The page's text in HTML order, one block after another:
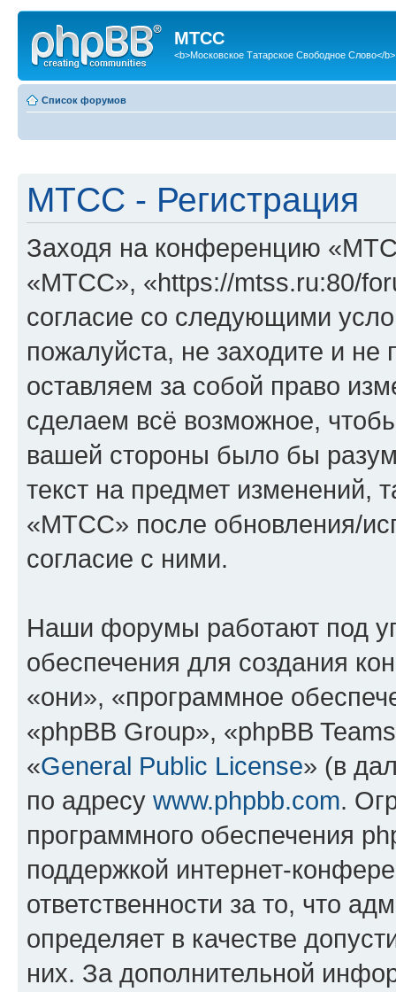
МТСС
<b>Московское Татарское Свободное Слово</b>
Список форумов
МТСС - Регистрация
Заходя на конференцию
«МТСС», «https://mtss.ru:80/
согласие со следующими
пожалуйста, не заходите и
оставляем за собой право
сделаем всё возможное,
вашей стороны было бы
текст на предмет изменений,
«МТСС» после обновления/
согласие с ними.
Наши форумы работают под
обеспечения для создания
«они», «программное
«phpBB Group», «phpBB
«General Public License» (в
по адресу www.phpbb.com.
программного обеспечения
поддержкой интернет-
ответственности за то, что
определяет в качестве
них. За дополнительной